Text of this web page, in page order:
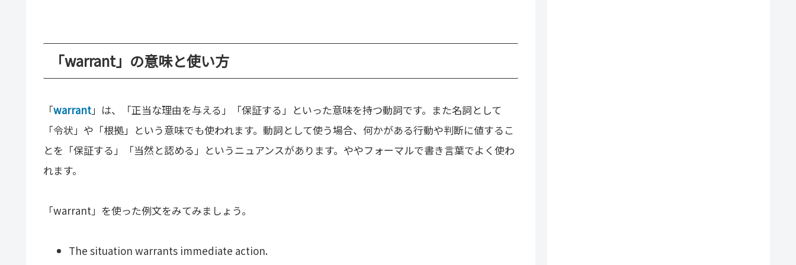
「warrant」の意味と使い方
「warrant」は、「正当な理由を与える」「保証する」といった意味を持つ動詞です。また名詞として
「令状」や「根拠」という意味でも使われます。動詞として使う場合、何かがある行動や判断に値するこ
とを「保証する」「当然と認める」というニュアンスがあります。ややフォーマルで書き言葉でよく使わ
れます。
「warrant」を使った例文をみてみましょう。
The situation warrants immediate action.